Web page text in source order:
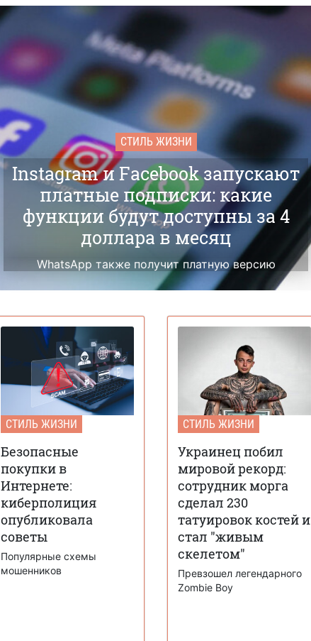
СТИЛЬ ЖИЗНИ
Instagram и Facebook запускают
платные подписки: какие
функции будут доступны за 4
доллара в месяц
WhatsApp также получит платную версию
СТИЛЬ ЖИЗНИ
Безопасные
покупки в
Интернете:
киберполиция
опубликовала
советы
Популярные схемы
мошенников
СТИЛЬ ЖИЗНИ
Украинец побил
мировой рекорд:
сотрудник морга
сделал 230
татуировок костей и
стал "живым
скелетом"
Превзошел легендарного
Zombie Boy